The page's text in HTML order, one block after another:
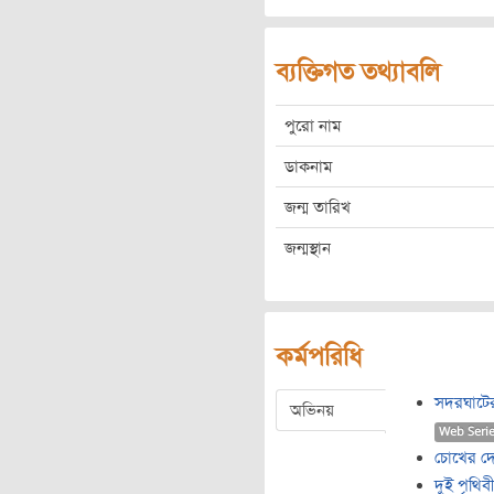
ব্যক্তিগত তথ্যাবলি
পুরো নাম
ডাকনাম
জন্ম তারিখ
জন্মস্থান
কর্মপরিধি
অভিনয়
Web
চোখের
দুই পৃথিবী